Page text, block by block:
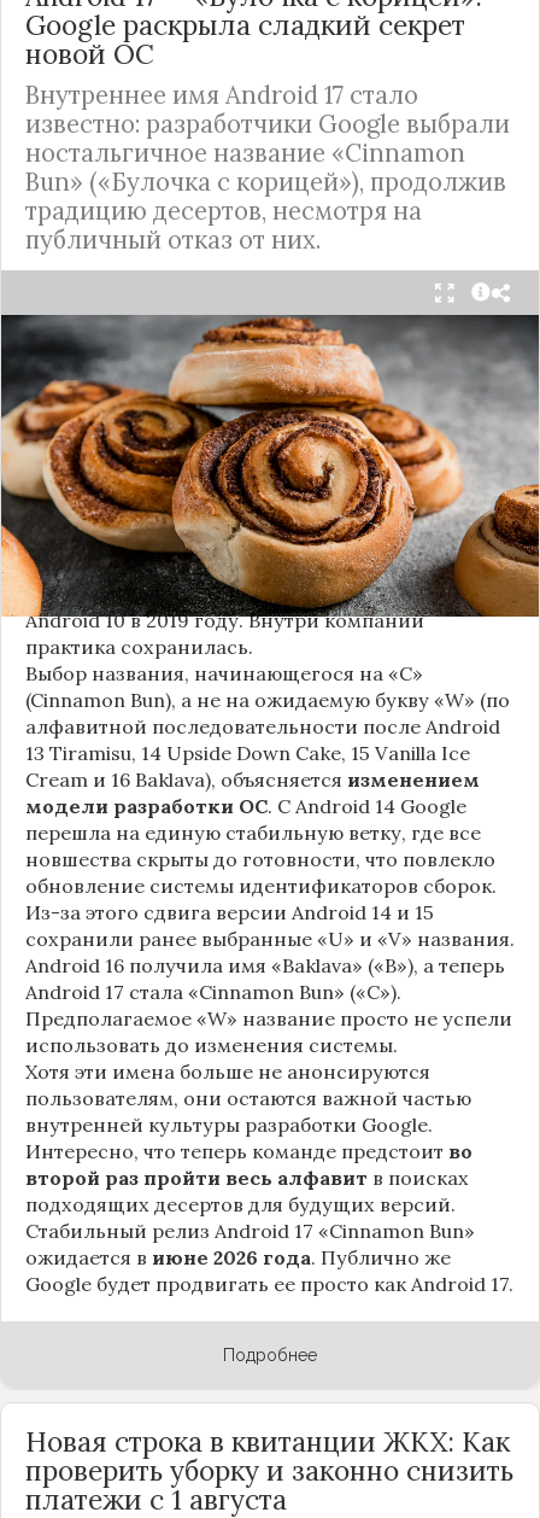
Google раскрыла сладкий секрет
новой ОС
Внутреннее имя Android 17 стало
известно: разработчики Google выбрали
ностальгичное название «Cinnamon
Bun» («Булочка с корицей»), продолжив
традицию десертов, несмотря на
публичный отказ от них.
Стало известно внутреннее кодовое имя
следующей крупной версии Android. Как
сообщают источники, Android 17, релиз которой
ожидается в 2026 году, разрабатывается под
названием«Cinnamon Bun»(«Булочка с
корицей»).
Это решение продолжает знаменитую традицию
Google называть версии Android в честь
сладостей и десертов (Cupcake, Donut, KitKat и
т.д.), хотя компанияпрекратила публично
использовать эти именас момента выхода
Android 10 в 2019 году. Внутри компании
практика сохранилась.
Выбор названия, начинающегося на «C»
(Cinnamon Bun), а не на ожидаемую букву «W» (по
алфавитной последовательности после Android
13 Tiramisu, 14 Upside Down Cake, 15 Vanilla Ice
Cream и 16 Baklava), объясняется изменением
модели разработки ОС. С Android 14 Google
перешла на единую стабильную ветку, где все
новшества скрыты до готовности, что повлекло
обновление системы идентификаторов сборок.
Из-за этого сдвига версии Android 14 и 15
сохранили ранее выбранные «U» и «V» названия.
Android 16 получила имя «Baklava» («B»), а теперь
Android 17 стала «Cinnamon Bun» («C»).
Предполагаемое «W» название просто не успели
использовать до изменения системы.
Хотя эти имена больше не анонсируются
пользователям, они остаются важной частью
внутренней культуры разработки Google.
Интересно, что теперь команде предстоит во
второй раз пройти весь алфавит в поисках
подходящих десертов для будущих версий.
Стабильный релиз Android 17 «Cinnamon Bun»
ожидается в июне 2026 года. Публично же
Google будет продвигать ее просто как Android 17.
Подробнее
Новая строка в квитанции ЖКХ: Как
проверить уборку и законно снизить
платежи с 1 августа